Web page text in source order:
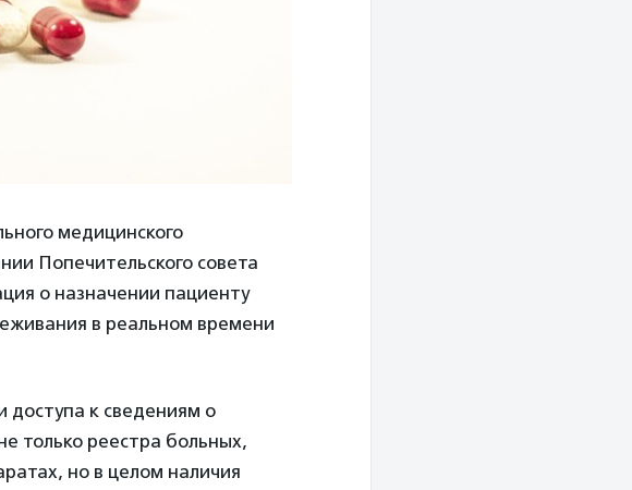
медицинского
Попечительского совета
о назначении пациенту
в реальном времени
доступа к сведениям о
только реестра больных,
но в целом наличия